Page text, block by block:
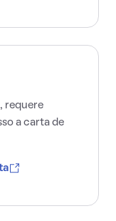
requere
a carta de